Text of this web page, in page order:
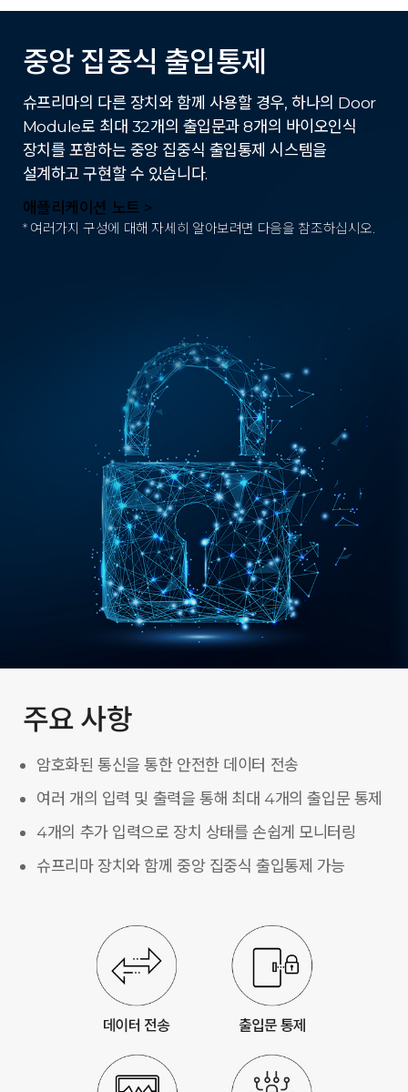
중앙 집중식 출입통제
슈프리마의 다른 장치와 함께 사용할 경우, 하나의 Door
Module로 최대 32개의 출입문과 8개의 바이오인식
장치를 포함하는 중앙 집중식 출입통제 시스템을
설계하고 구현할 수 있습니다.
애플리케이션 노트 >
* 여러가지 구성에 대해 자세히 알아보려면 다음을 참조하십시오.
주요 사항
암호화된 통신을 통한 안전한 데이터 전송
여러 개의 입력 및 출력을 통해 최대 4개의 출입문 통제
4개의 추가 입력으로 장치 상태를 손쉽게 모니터링
슈프리마 장치와 함께 중앙 집중식 출입통제 가능